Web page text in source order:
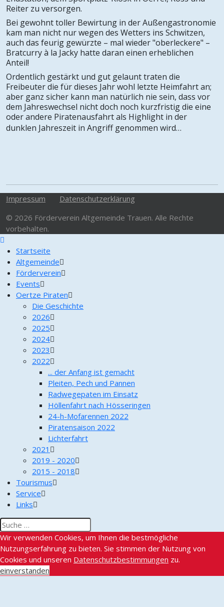
Reiter zu versorgen.
Bei gewohnt toller Bewirtung in der Außengastronomie
kam man nicht nur wegen des Wetters ins Schwitzen,
auch das feurig gewürzte – mal wieder "oberleckere" –
Bratcurry à la Jacky hatte daran einen erheblichen
Anteil!
Ordentlich gestärkt und gut gelaunt traten die
Freibeuter die für dieses Jahr wohl letzte Heimfahrt an;
aber ganz sicher kann man natürlich nie sein, dass vor
dem Jahreswechsel nicht doch noch kurzfristig die eine
oder andere Piratenausfahrt als Highlight in der
dunklen Jahreszeit in Angriff genommen wird…
Impressum
Datenschutzerklärung
© 2026 Förderverein Altgemeinde Trauen. Alle Rechte
vorbehalten.
Startseite
Altgemeinde
Förderverein
Events
Oertze Piraten
Die Geschichte
2026
2025
2024
2023
2022
... der Anfang ist gemacht
Pleiten, Pech und Pannen
Radwegepaten im Einsatz
Höllenfahrt nach Hösseringen
24-h-Mofarennen 2022
Piratensaison 2022
Lichterfahrt
2021
2019 - 2020
2015 - 2018
Tourismus
Service
Links
Wir verwenden Cookies, um Ihnen die bestmögliche
Nutzungserfahrung zu bieten. Sie stimmen der Nutzung von
Cookies und unseren Datenschutzbestimmungen zu.
einverstanden